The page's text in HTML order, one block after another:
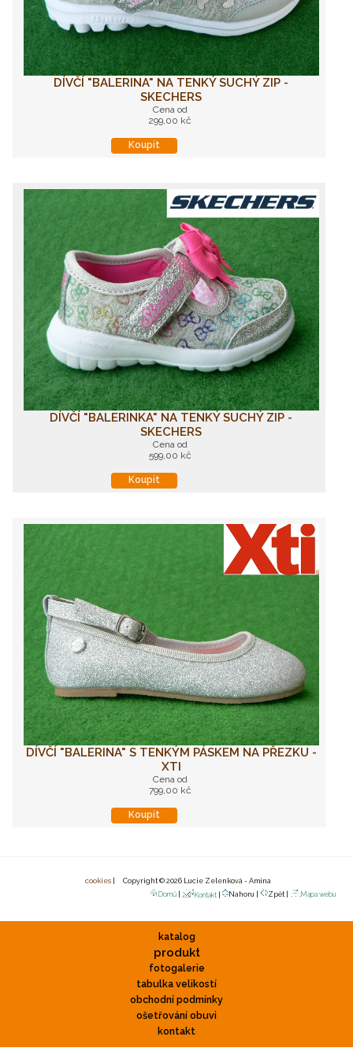
DÍVČÍ "BALERINA" NA TENKÝ SUCHÝ ZIP -
SKECHERS
Cena od
299,00 kč
Koupit
DÍVČÍ "BALERINKA" NA TENKÝ SUCHÝ ZIP -
SKECHERS
Cena od
599,00 kč
Koupit
DÍVČÍ "BALERINA" S TENKÝM PÁSKEM NA PŘEZKU -
XTI
Cena od
799,00 kč
Koupit
cookies | Copyright © 2026 Lucie Zelenková - Amina
Mapa webu
Zpět |
Nahoru |
Kontakt |
Domů
katalog
produkt
fotogalerie
tabulka velikostí
obchodní podmínky
ošetřování obuvi
kontakt